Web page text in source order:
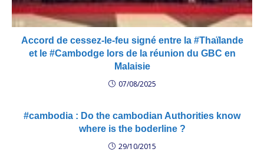
Accord de cessez-le-feu signé entre la #Thaïlande
et le #Cambodge lors de la réunion du GBC en
Malaisie
07/08/2025
#cambodia : Do the cambodian Authorities know
where is the boderline ?
29/10/2015